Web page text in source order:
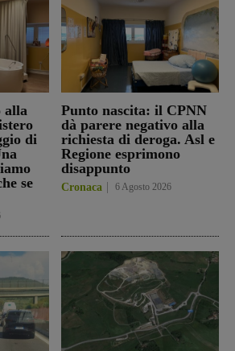
alla
di
se
Punto nascita: il CPNN
dà parere negativo alla
richiesta di deroga. Asl e
Regione esprimono
disappunto
Cronaca 6 Agosto 2026